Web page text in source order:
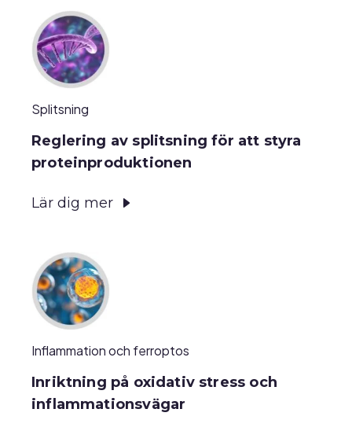
Splitsning
Reglering av splitsning för att styra
proteinproduktionen
Lär dig mer
Inflammation och ferroptos
Inriktning på oxidativ stress och
inflammationsvägar